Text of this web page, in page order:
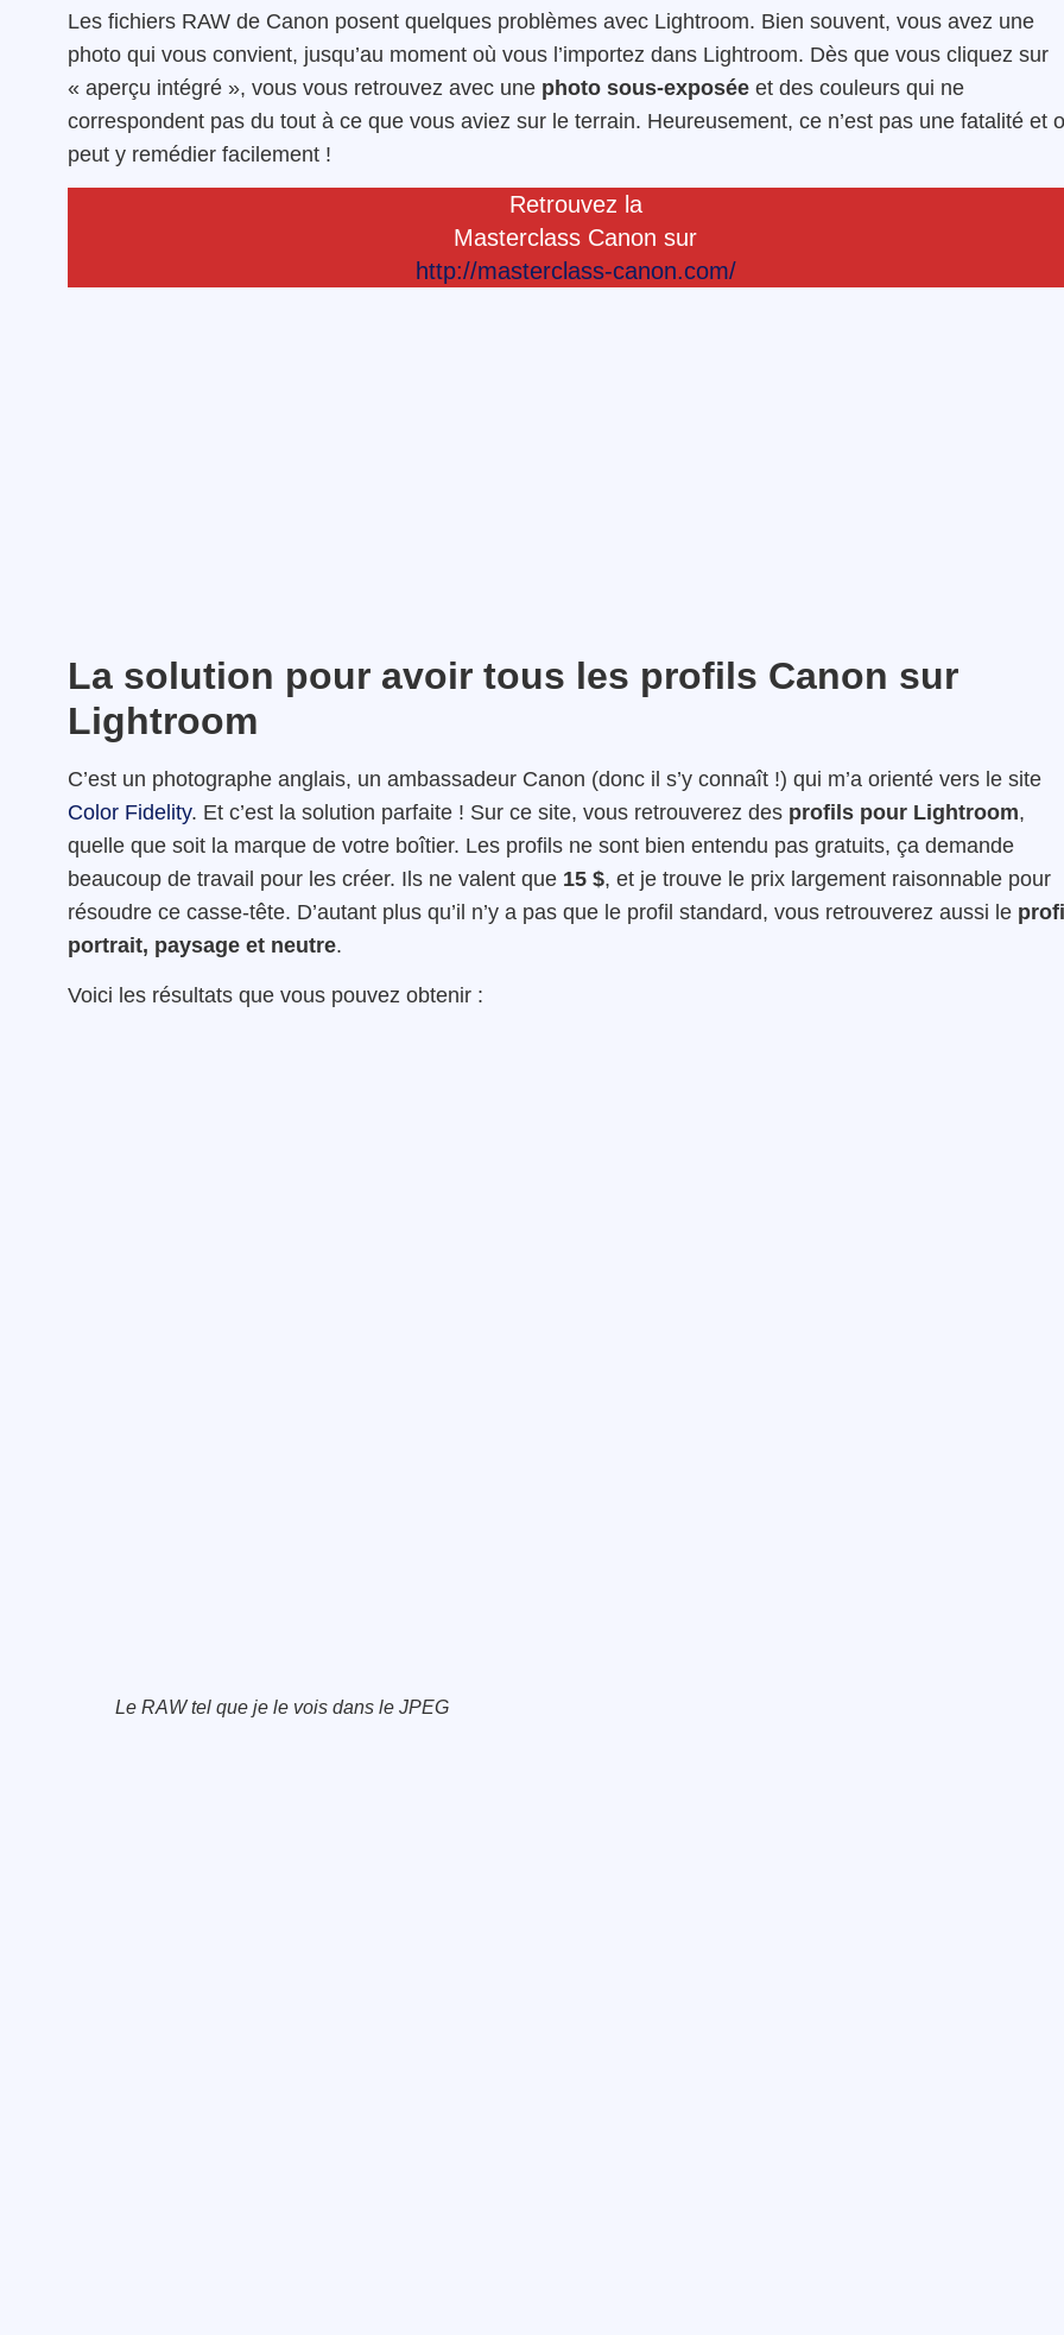
Les fichiers RAW de Canon posent quelques problèmes avec Lightroom. Bien souvent, vous avez une
photo qui vous convient, jusqu’au moment où vous l’importez dans Lightroom. Dès que vous cliquez sur
« aperçu intégré », vous vous retrouvez avec une photo sous-exposée et des couleurs qui ne
correspondent pas du tout à ce que vous aviez sur le terrain. Heureusement, ce n’est pas une fatalité et
peut y remédier facilement !
Retrouvez la
Masterclass Canon sur
http://masterclass-canon.com/
La solution pour avoir tous les profils Canon sur
Lightroom
C’est un photographe anglais, un ambassadeur Canon (donc il s’y connaît !) qui m’a orienté vers le site
Color Fidelity. Et c’est la solution parfaite ! Sur ce site, vous retrouverez des profils pour Lightroom,
quelle que soit la marque de votre boîtier. Les profils ne sont bien entendu pas gratuits, ça demande
beaucoup de travail pour les créer. Ils ne valent que 15 $, et je trouve le prix largement raisonnable pour
résoudre ce casse-tête. D’autant plus qu’il n’y a pas que le profil standard, vous retrouverez aussi le
portrait, paysage et neutre.
Voici les résultats que vous pouvez obtenir :
Le RAW tel que je le vois dans le JPEG